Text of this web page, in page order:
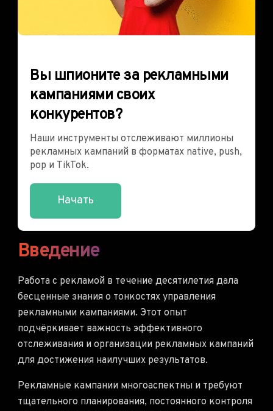
Вы шпионите за рекламными
кампаниями своих
конкурентов?
Наши инструменты отслеживают миллионы
рекламных кампаний в форматах native, push,
pop и TikTok.
Начать
Введение
Работа с рекламой в течение десятилетия дала
бесценные знания о тонкостях управления
рекламными кампаниями. Этот опыт
подчёркивает важность эффективного
отслеживания и организации рекламных кампаний
для достижения наилучших результатов.
Рекламные кампании многоаспектны и требуют
тщательного планирования, постоянного контроля